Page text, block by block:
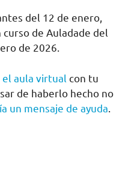
del 12 de enero,
de Auladade del
de 2026.
el aula virtual con tu
de haberlo hecho no
un mensaje de ayuda